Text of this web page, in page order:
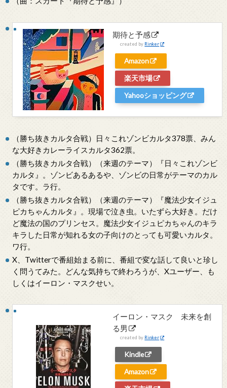
期待と予感
created by Rinker
Amazon
楽天市場
Yahooショッピング
（勝ち抜きカルタ合戦）日々これゾンビカルタ378票、みん
な大好きカレーライスカルタ362票。
（勝ち抜きカルタ合戦）（来週のテーマ）『日々これゾンビ
カルタ』。ゾンビあるあるや、ゾンビの日常がテーマのカル
タです。ラ行。
（勝ち抜きカルタ合戦）（来週のテーマ）『魔法少女イジュ
ピカちゃんカルタ』。現場で泣き虫。いたずら大好き。だけ
ど魔法の国のプリンセス。魔法少女イジュピカちゃんのキラ
キラした日常が知れる女の子向けのとっても可愛いカルタ。
ワ行。
X、Twitterで番組始まる前に、番組で変な話して良いと珍し
く問うてみた。どんな気持ちで終わろうが、Xユーザー、も
しくはイーロン・マスクせい。
イーロン・マスク 未来を創
る男
created by Rinker
Kindle
Amazon